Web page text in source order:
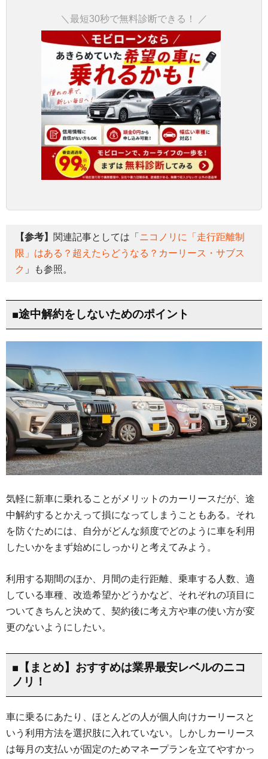
＼最短30秒で無料診断できる！ ／
【参考】 関連記事としては「 ニコノリに「走行距離制
限」はある？超えたらどうなる？カーリース・サブス
ク 」も参照。
■途中解約をしないためのポイント
気軽に新車に乗れることがメリットのカーリースだが、途
中解約するとかえって損になってしまうこともある。それ
を防ぐためには、自分がどんな頻度でどのように車を利用
したいかをまず始めにしっかりと考えてみよう。
利用する期間のほか、月間の走行距離、乗車する人数、適
している車種、改造希望かどうかなど、それぞれの項目に
ついてきちんと決めて、契約後に考え方や車の使い方が変
更のないようにしたい。
■【まとめ】おすすめは業界最安レベルのニコ
ノリ！
車に乗るにあたり、ほとんどの人が個人向けカーリースと
いう利用方法を選択肢に入れていない。しかしカーリース
は毎月の支払いが固定のためマネープランを立てやすかっ